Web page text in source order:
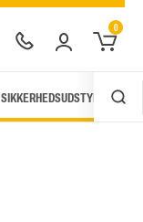
0
SIKKERHEDSUDSTYR